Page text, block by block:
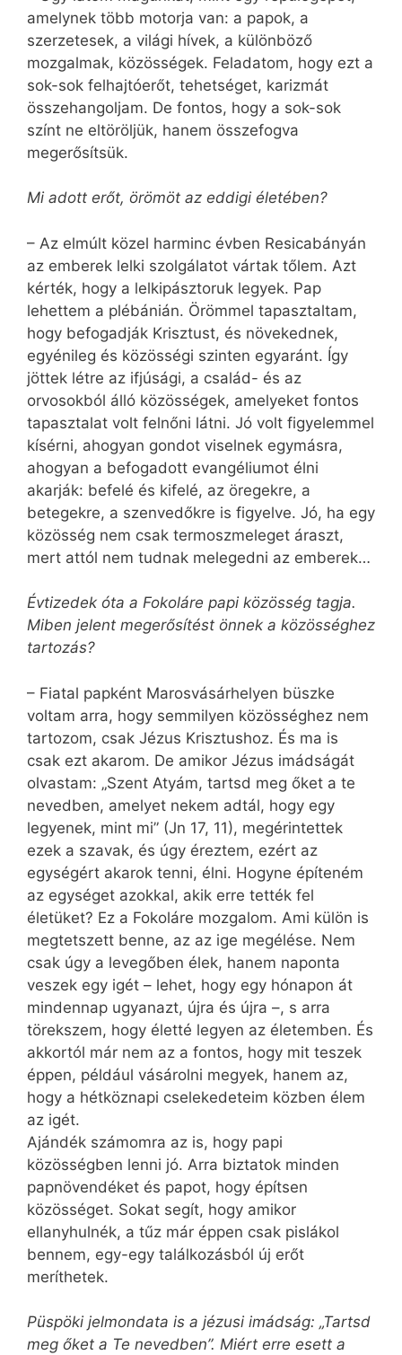
amelynek több motorja van: a papok, a
szerzetesek, a világi hívek, a különböző
mozgalmak, közösségek. Feladatom, hogy ezt a
sok-sok felhajtóerőt, tehetséget, karizmát
összehangoljam. De fontos, hogy a sok-sok
színt ne eltöröljük, hanem összefogva
megerősítsük.
Mi adott erőt, örömöt az eddigi életében?
– Az elmúlt közel harminc évben Resicabányán
az emberek lelki szolgálatot vártak tőlem. Azt
kérték, hogy a lelkipásztoruk legyek. Pap
lehettem a plébánián. Örömmel tapasztaltam,
hogy befogadják Krisztust, és növekednek,
egyénileg és közösségi szinten egyaránt. Így
jöttek létre az ifjúsági, a család- és az
orvosokból álló közösségek, amelyeket fontos
tapasztalat volt felnőni látni. Jó volt figyelemmel
kísérni, ahogyan gondot viselnek egymásra,
ahogyan a befogadott evangéliumot élni
akarják: befelé és kifelé, az öregekre, a
betegekre, a szenvedőkre is figyelve. Jó, ha egy
közösség nem csak termosz­meleget áraszt,
mert attól nem tudnak melegedni az emberek…
Évtizedek óta a Fokoláre papi közösség tagja.
Miben jelent megerősítést önnek a közösséghez
tartozás?
– Fiatal papként Marosvásárhelyen büszke
voltam arra, hogy semmilyen közösséghez nem
tartozom, csak Jézus Krisztushoz. És ma is
csak ezt akarom. De amikor Jézus imádságát
olvastam: „Szent Atyám, tartsd meg őket a te
nevedben, amelyet nekem adtál, hogy egy
legyenek, mint mi” (Jn 17, 11), megérintettek
ezek a szavak, és úgy éreztem, ezért az
egységért akarok tenni, élni. Hogyne építeném
az egységet azokkal, akik erre tették fel
életüket? Ez a Fokoláre mozgalom. Ami külön is
megtetszett benne, az az ige megélése. Nem
csak úgy a levegőben élek, hanem naponta
veszek egy igét – lehet, hogy egy hónapon át
mindennap ugyanazt, újra és újra –, s arra
törekszem, hogy életté legyen az életemben. És
akkortól már nem az a fontos, hogy mit teszek
éppen, például vásárolni megyek, hanem az,
hogy a hétköznapi cselekedeteim közben élem
az igét.
Ajándék számomra az is, hogy papi
közösségben lenni jó. Arra biztatok minden
papnövendéket és papot, hogy építsen
közösséget. Sokat segít, hogy amikor
ellanyhulnék, a tűz már éppen csak pislákol
bennem, egy-egy találkozásból új erőt
meríthetek.
Püspöki jelmondata is a jézusi imádság: „Tartsd
meg őket a Te nevedben”. Miért erre esett a